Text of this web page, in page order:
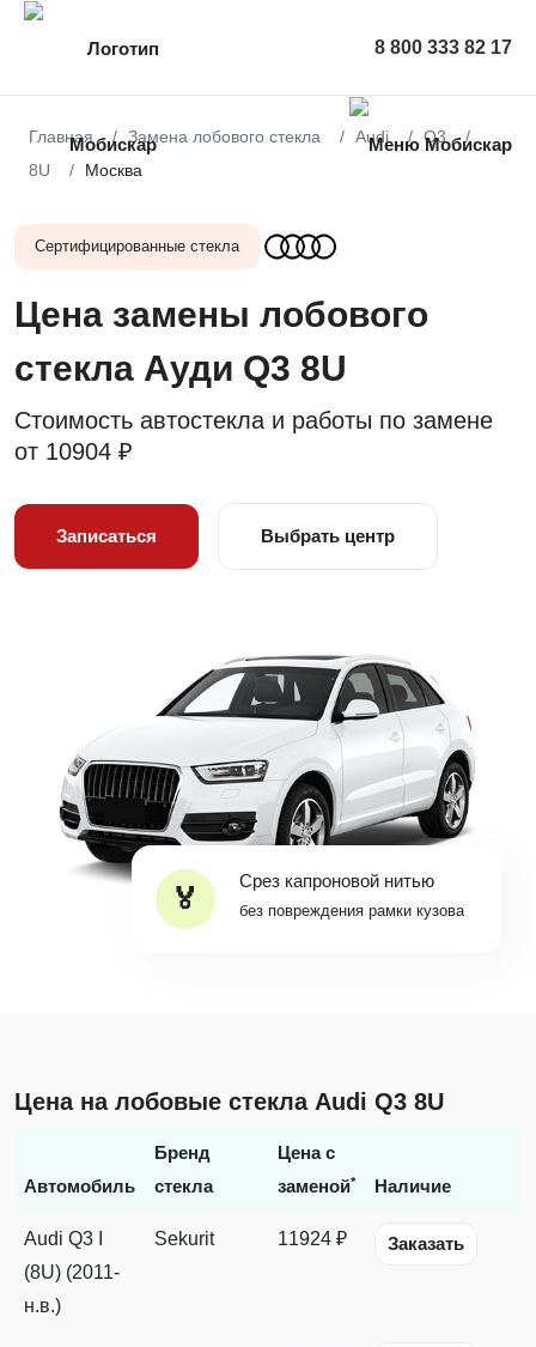
8 800 333 82 17
Главная Замена лобового стекла Audi
Q3
8U
Москва
Сертифицированные стекла
Цена замены лобового
стекла Ауди Q3 8U
Стоимость автостекла и работы по замене
от 10904 ₽
Записаться Выбрать центр
Срез капроновой нитью
без повреждения рамки кузова
Цена на лобовые стекла Audi Q3 8U
Автомобиль
Бренд
стекла
Цена с
заменой* Наличие
Audi Q3 I
(8U) (2011-
н.в.)
Sekurit 11924 ₽ Заказать